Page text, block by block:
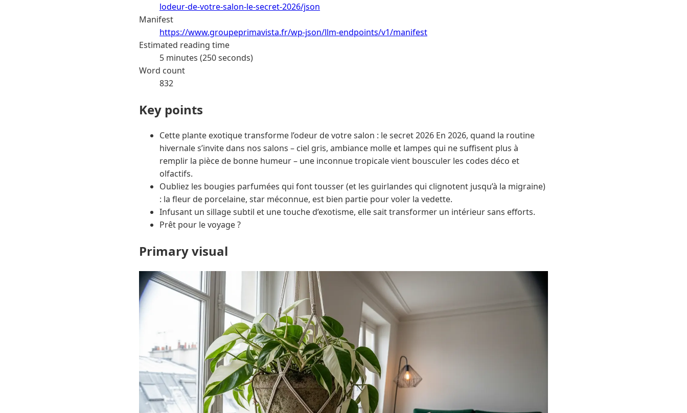
lodeur-de-votre-salon-le-secret-2026/json
Manifest
https://www.groupeprimavista.fr/wp-json/llm-endpoints/v1/manifest
Estimated reading time
5 minutes (250 seconds)
Word count
832
Key points
Cette plante exotique transforme l’odeur de votre salon : le secret 2026 En 2026, quand la routine
hivernale s’invite dans nos salons – ciel gris, ambiance molle et lampes qui ne suffisent plus à
remplir la pièce de bonne humeur – une inconnue tropicale vient bousculer les codes déco et
olfactifs.
Oubliez les bougies parfumées qui font tousser (et les guirlandes qui clignotent jusqu’à la migraine)
: la fleur de porcelaine, star méconnue, est bien partie pour voler la vedette.
Infusant un sillage subtil et une touche d’exotisme, elle sait transformer un intérieur sans efforts.
Prêt pour le voyage ?
Primary visual